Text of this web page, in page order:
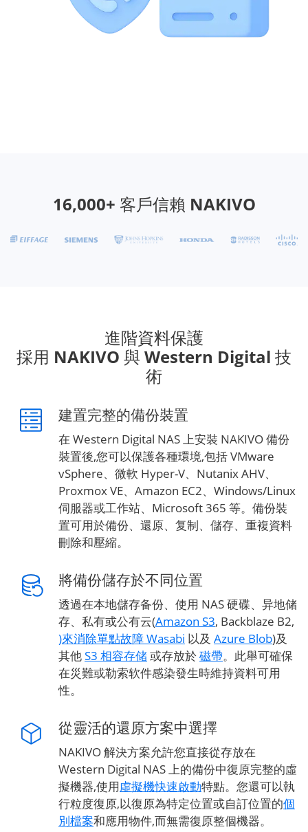
16,000+ 客戶信賴 NAKIVO
進階資料保護
採用 NAKIVO 與 Western Digital 技
術
建置完整的備份裝置
在 Western Digital NAS 上安裝 NAKIVO 備份
裝置後,您可以保護各種環境,包括 VMware
vSphere、微軟 Hyper-V、Nutanix AHV、
Proxmox VE、Amazon EC2、Windows/Linux
伺服器或工作站、Microsoft 365 等。備份裝
置可用於備份、還原、复制、儲存、重複資料
刪除和壓縮。
將備份儲存於不同位置
透過在本地儲存备份、使用 NAS 硬碟、异地储
存、私有或公有云(Amazon S3, Backblaze B2,
)來消除單點故障 Wasabi 以及 Azure Blob)及
其他S3 相容存储或存放於磁帶。此舉可確保
在災難或勒索软件感染發生時維持資料可用
性。
從靈活的還原方案中選擇
NAKIVO 解決方案允許您直接從存放在
Western Digital NAS 上的備份中復原完整的虛
擬機器,使用虛擬機快速啟動特點。您還可以執
行粒度復原,以復原為特定位置或自訂位置的個
別檔案和應用物件,而無需復原整個機器。